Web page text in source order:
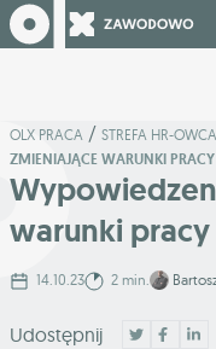
OLX PRACA / STREFA HR-OWCA
ZMIENIAJĄCE WARUNKI
warunki pracy
14.10.23 2 min.
Udostępnij